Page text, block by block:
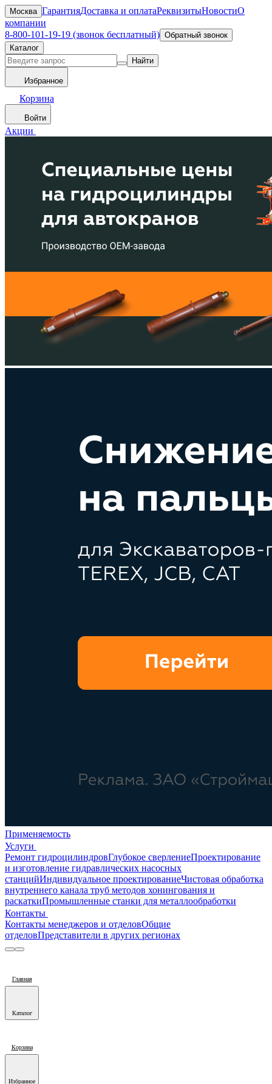
Москва ГарантияДоставка и оплатаРеквизитыНовостиО
компании
8-800-101-19-19 (звонок бесплатный) Обратный звонок
Каталог
Найти
Избранное
Корзина
Войти
Акции
Применяемость
Услуги
Ремонт гидроцилиндровГлубокое сверлениеПроектирование
и изготовление гидравлических насосных
станцийИндивидуальное проектированиеЧистовая обработка
внутреннего канала труб методов хонингования и
раскаткиПромышленные станки для металлообработки
Контакты
Контакты менеджеров и отделовОбщие
отделовПредставители в других регионах
Главная
Каталог
Корзина
Избранное